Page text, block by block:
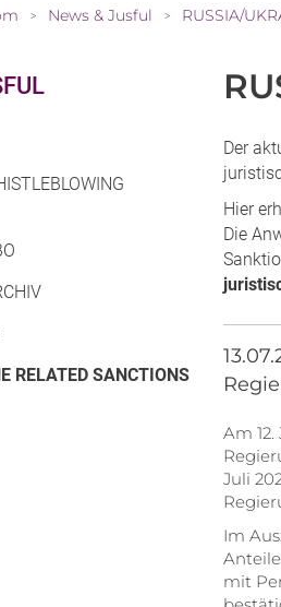
> News & Jusful > RUSSIA/
RELATED SANCTIONS(CURRENT)
Der
Hier
Die
Am
Juli
Im
mit